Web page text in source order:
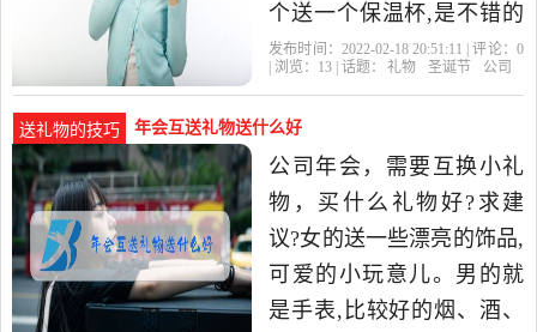
个送一个保温杯,是不错的
选择。保温杯办公室人人
发布时间：2022-02-18 20:51:11 | 评论： 0
| 浏览： 13 | 话题： 礼物 圣诞节 公司
送礼物的技巧 年会互送礼物送什么好
公司年会，需要互换小礼
物，买什么礼物好?求建
议?女的送一些漂亮的饰品,
可爱的小玩意儿。男的就
是手表,比较好的烟、酒、